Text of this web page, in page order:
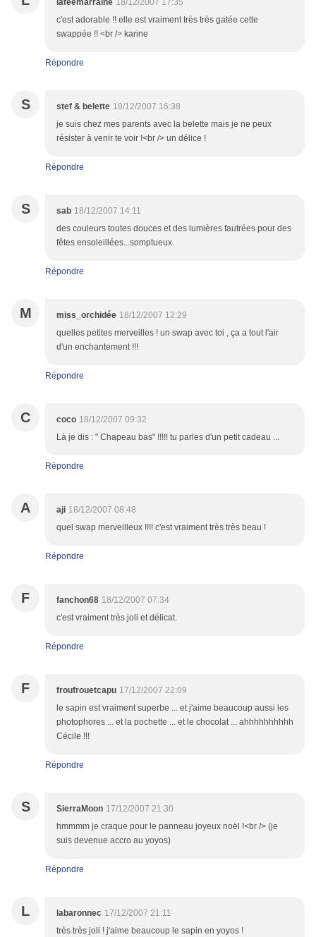
lafeemarraine 18/12/2007 17:35
c'est adorable !! elle est vraiment très très gatée cette
swappée !! <br /> karine
Répondre
S stef & belette 18/12/2007 16:38
je suis chez mes parents avec la belette mais je ne peux
résister à venir te voir !<br /> un délice !
Répondre
S sab 18/12/2007 14:11
des couleurs toutes douces et des lumières fautrées pour des
fêtes ensoleillées...somptueux.
Répondre
M miss_orchidée 18/12/2007 12:29
quelles petites merveilles ! un swap avec toi , ça a tout l'air
d'un enchantement !!!
Répondre
C coco 18/12/2007 09:32
Là je dis : " Chapeau bas" !!!!! tu parles d'un petit cadeau ...
Répondre
A aji 18/12/2007 08:48
quel swap merveilleux !!!! c'est vraiment très très beau !
Répondre
F fanchon68 18/12/2007 07:34
c'est vraiment très joli et délicat.
Répondre
F froufrouetcapu 17/12/2007 22:09
le sapin est vraiment superbe ... et j'aime beaucoup aussi les
photophores ... et la pochette ... et le chocolat ... ahhhhhhhhhh
Cécile !!!
Répondre
S SierraMoon 17/12/2007 21:30
hmmmm je craque pour le panneau joyeux noël !<br /> (je
suis devenue accro au yoyos)
Répondre
L labaronnec 17/12/2007 21:11
très très joli ! j'aime beaucoup le sapin en yoyos !